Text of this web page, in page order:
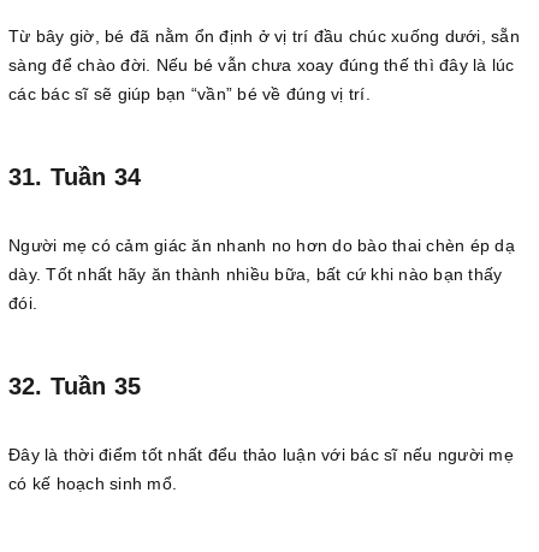
Từ bây giờ, bé đã nằm ổn định ở vị trí đầu chúc xuống dưới, sẵn
sàng để chào đời. Nếu bé vẫn chưa xoay đúng thế thì đây là lúc
các bác sĩ sẽ giúp bạn “vần” bé về đúng vị trí.
31. Tuần 34
Người mẹ có cảm giác ăn nhanh no hơn do bào thai chèn ép dạ
dày. Tốt nhất hãy ăn thành nhiều bữa, bất cứ khi nào bạn thấy
đói.
32. Tuần 35
Đây là thời điểm tốt nhất đểu thảo luận với bác sĩ nếu người mẹ
có kế hoạch sinh mổ.